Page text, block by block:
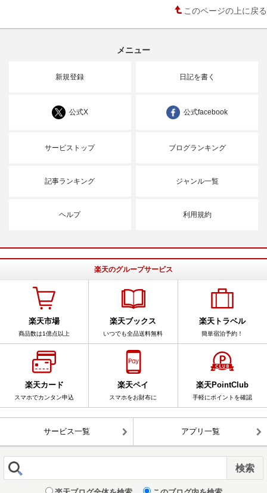
このページの上に戻る
メニュー
新規登録 日記を書く
公式X 公式facebook
サービストップ ブログランキング
記事ランキング ジャンル一覧
ヘルプ 利用規約
楽天のグループサービス
楽天市場
商品数は1億点以上
楽天ブックス
いつでも全品送料無料
楽天トラベル
簡単宿泊予約！
楽天カード
スマホでカンタン申込
楽天ペイ
スマホをお財布に
楽天PointClub
手軽にポイントを確認
サービス一覧 アプリ一覧